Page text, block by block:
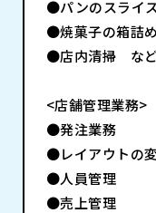
●パンのスライス
●焼菓子の箱詰め
●店内清掃 な
<店舗管理業務>
●発注業務
●レイアウトの
●人員管理
●売上管理